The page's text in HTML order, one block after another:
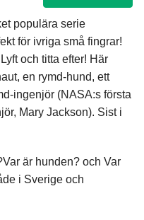
populära serie
för ivriga små fingrar!
och titta efter! Här
en rymd-hund, ett
ingenjör (NASA:s första
Mary Jackson). Sist i
är hunden? och Var
i Sverige och